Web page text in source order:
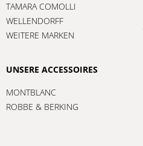
TAMARA COMOLLI
WELLENDORFF
WEITERE MARKEN
UNSERE ACCESSOIRES
MONTBLANC
ROBBE & BERKING